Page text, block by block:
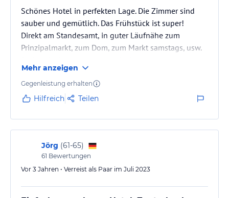
Schönes Hotel in perfekten Lage. Die Zimmer sind
sauber und gemütlich. Das Frühstück ist super!
Direkt am Standesamt, in guter Läufnähe zum
Prinzipalmarkt, zum Dom, zum Markt samstags, usw.
Besuche oder für Hochzeitsgäste.
Gute Restaurants, Bars in direkter Nachbarschaft.
Gutes Preis Leistung Verhältnis!
Mehr anzeigen
Gegenleistung erhalten
Hilfreich Teilen
Jörg (61-65)
61 Bewertungen
Vor 3 Jahren • Verreist als Paar im Juli 2023